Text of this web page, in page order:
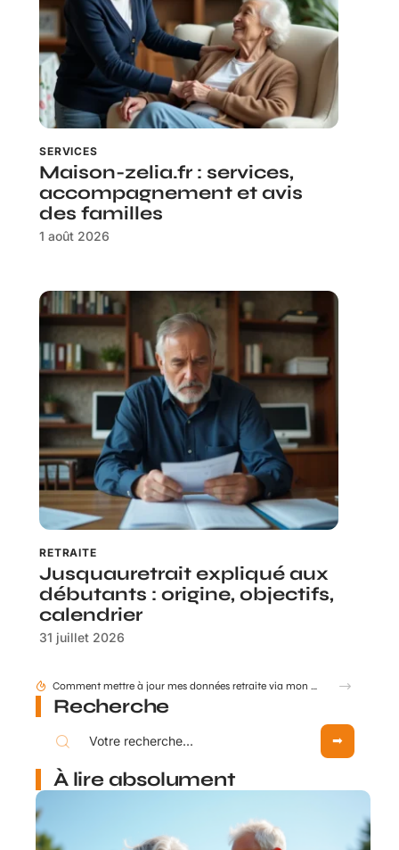
SERVICES
Maison-zelia.fr : services,
accompagnement et avis
des familles
1 août 2026
RETRAITE
Jusquauretrait expliqué aux
débutants : origine, objectifs,
calendrier
31 juillet 2026
Comment mettre à jour mes données retraite via mon compte Agirc Arrco par France Connect ?
Recherche
À lire absolument